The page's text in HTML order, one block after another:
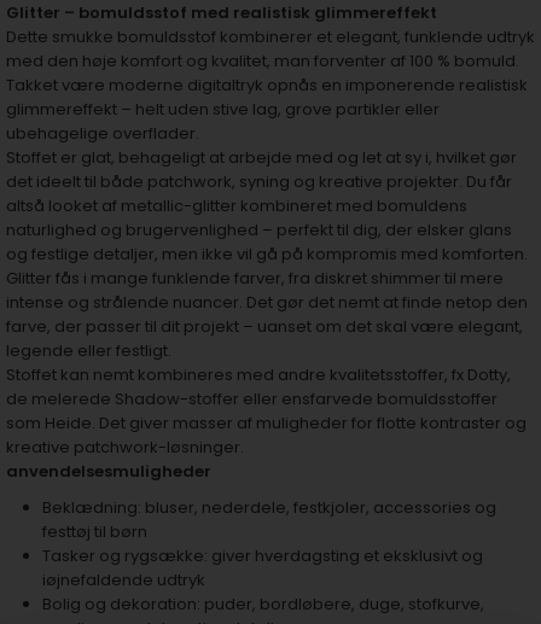
Glitter – bomuldsstof med realistisk glimmereffekt
Dette smukke bomuldsstof kombinerer et elegant, funklende udtryk
med den høje komfort og kvalitet, man forventer af 100 % bomuld.
Takket være moderne digitaltryk opnås en imponerende realistisk
glimmereffekt – helt uden stive lag, grove partikler eller
ubehagelige overflader.
Stoffet er glat, behageligt at arbejde med og let at sy i, hvilket gør
det ideelt til både patchwork, syning og kreative projekter. Du får
altså looket af metallic-glitter kombineret med bomuldens
naturlighed og brugervenlighed – perfekt til dig, der elsker glans
og festlige detaljer, men ikke vil gå på kompromis med komforten.
Glitter fås i mange funklende farver, fra diskret shimmer til mere
intense og strålende nuancer. Det gør det nemt at finde netop den
farve, der passer til dit projekt – uanset om det skal være elegant,
legende eller festligt.
Stoffet kan nemt kombineres med andre kvalitetsstoffer, fx Dotty,
de melerede Shadow-stoffer eller ensfarvede bomuldsstoffer
som Heide. Det giver masser af muligheder for flotte kontraster og
kreative patchwork-løsninger.
anvendelsesmuligheder
Beklædning: bluser, nederdele, festkjoler, accessories og
festtøj til børn
Tasker og rygsække: giver hverdagsting et eksklusivt og
iøjnefaldende udtryk
Bolig og dekoration: puder, bordløbere, duge, stofkurve,